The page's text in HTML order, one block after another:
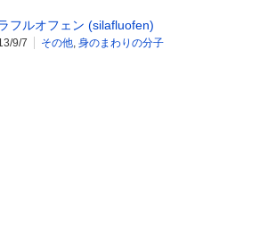
フルオフェン (silafluofen)
9/7 その他, 身のまわりの分子